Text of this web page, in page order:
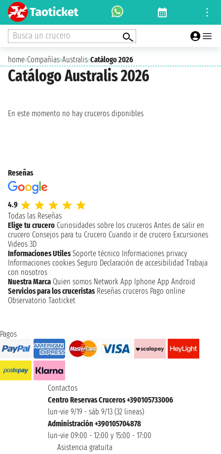
Busca un crucero
home›Compañías›Australis›Catálogo 2026
Catálogo Australis 2026
En este momento no hay cruceros diponibles
Reseñas
4.9
Todas las Reseñas
Elige tu crucero Curiosidades sobre los cruceros Antes de salir en
crucero Consejos para tu Crucero Cuando ir de crucero Excursiones
Videos 3D
Informaciones Utiles Soporte técnico Informaciones privacy
Informaciones cookies Seguro Declaración de accesibilidad Trabaja
con nosotros
Nuestra Marca Quien somos Network App Iphone App Android
Servicios para los cruceristas Reseñas cruceros Pago online
Observatorio Taoticket
Pagos
Contactos
Centro Reservas Cruceros +390105733006
lun-vie 9/19 - sáb 9/13 (32 lineas)
Administración +390105704878
lun-vie 09:00 - 12:00 y 15:00 - 17:00
Asistencia gratuita